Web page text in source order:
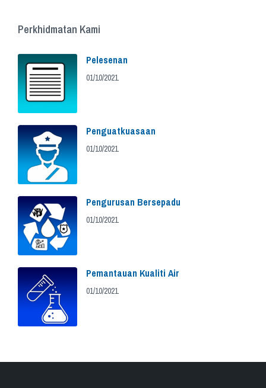
Perkhidmatan Kami
Pelesenan
01/10/2021
Penguatkuasaan
01/10/2021
Pengurusan Bersepadu
01/10/2021
Pemantauan Kualiti Air
01/10/2021